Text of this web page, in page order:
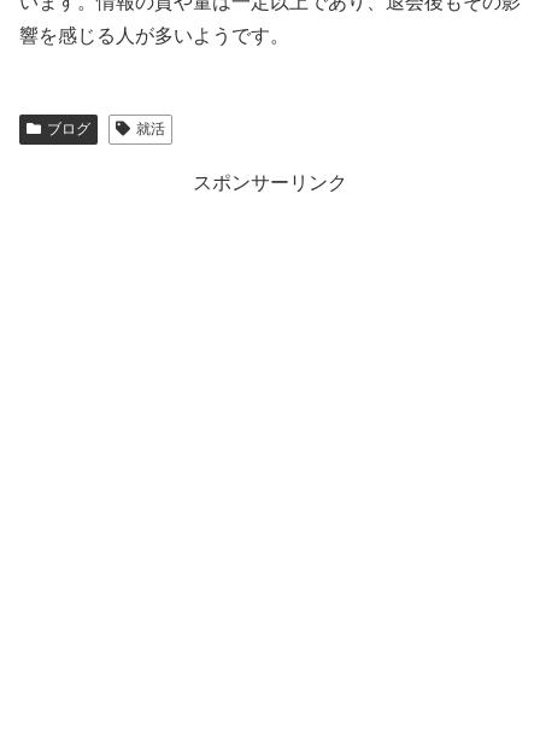
響を感じる人が多いようです。
ブログ 就活
スポンサーリンク